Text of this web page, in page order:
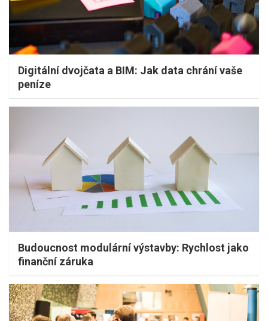
Digitální dvojčata a BIM: Jak data chrání vaše
peníze
Budoucnost modulární výstavby: Rychlost jako
finanční záruka